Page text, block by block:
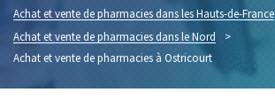
Achat et vente de pharmacies dans les Hauts-de-France
Achat et vente de pharmacies dans le Nord
>
Achat et vente de pharmacies à Ostricourt